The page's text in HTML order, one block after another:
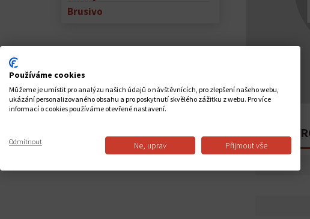
Brusivo
POPIS
Používáme cookies
Můžeme je umístit pro analýzu našich údajů o návštěvnících, pro zlepšení našeho webu,
ukázání personalizovaného obsahu a pro poskytnutí skvělého zážitku z webu. Pro více
informací o cookies používáme otevřené nastavení.
Odmítnout Ne, uprav Přijmout vše